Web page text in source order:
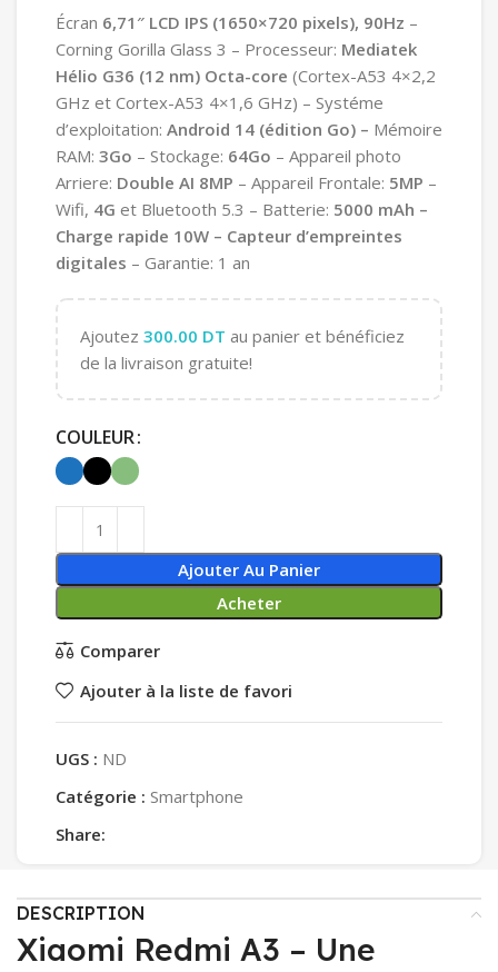
Écran 6,71″ LCD IPS (1650×720 pixels), 90Hz –
Corning Gorilla Glass 3 – Processeur: Mediatek
Hélio G36 (12 nm) Octa-core (Cortex-A53 4×2,2
GHz et Cortex-A53 4×1,6 GHz) – Systéme
d’exploitation: Android 14 (édition Go) – Mémoire
RAM: 3Go – Stockage: 64Go – Appareil photo
Arriere: Double AI 8MP – Appareil Frontale: 5MP –
Wifi, 4G et Bluetooth 5.3 – Batterie: 5000 mAh –
Charge rapide 10W – Capteur d’empreintes
digitales – Garantie: 1 an
Ajoutez 300.00 DT au panier et bénéficiez
de la livraison gratuite!
COULEUR
Ajouter Au Panier
Acheter
Comparer
Ajouter à la liste de favori
UGS : ND
Catégorie : Smartphone
Share:
DESCRIPTION
Xiaomi Redmi A3 – Une